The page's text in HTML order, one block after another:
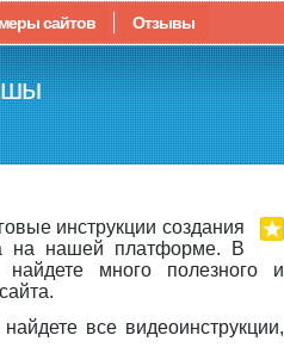
сайтов Отзывы
инструкции создания
на нашей платформе. В
много полезного и
все видеоинструкции,